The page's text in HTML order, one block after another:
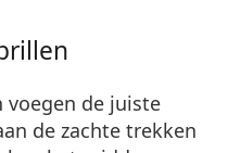
voegen de juiste
de zachte trekken